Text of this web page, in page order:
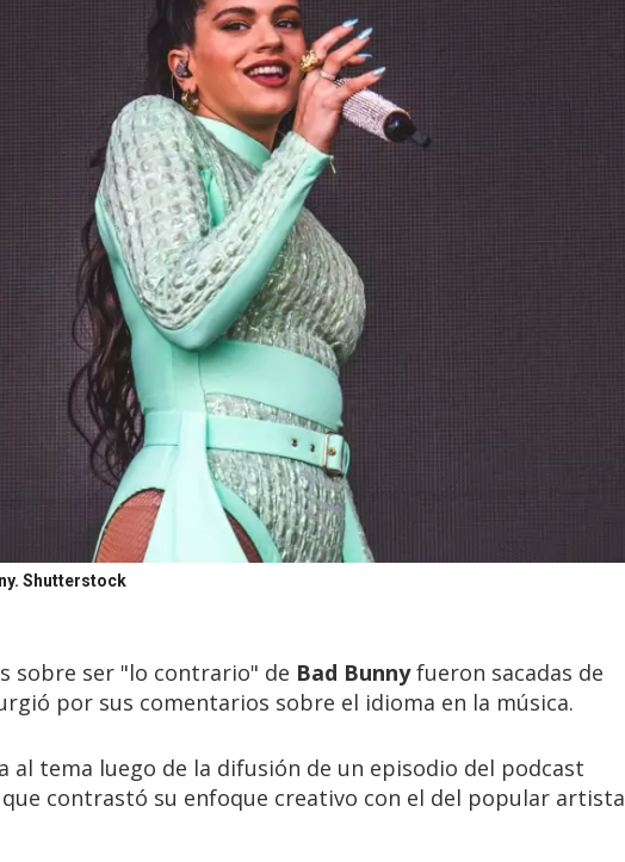
Shutterstock
sobre ser "lo contrario" de Bad Bunnyfueron sacadas de
por sus comentarios sobre el idioma en la música.
al tema luego de la difusión de un episodio del podcast
que contrastó su enfoque creativo con el del popular artista